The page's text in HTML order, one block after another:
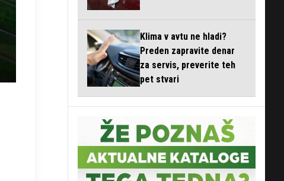
Klima v avtu ne hladi?
Preden zapravite denar
za servis, preverite teh
pet stvari